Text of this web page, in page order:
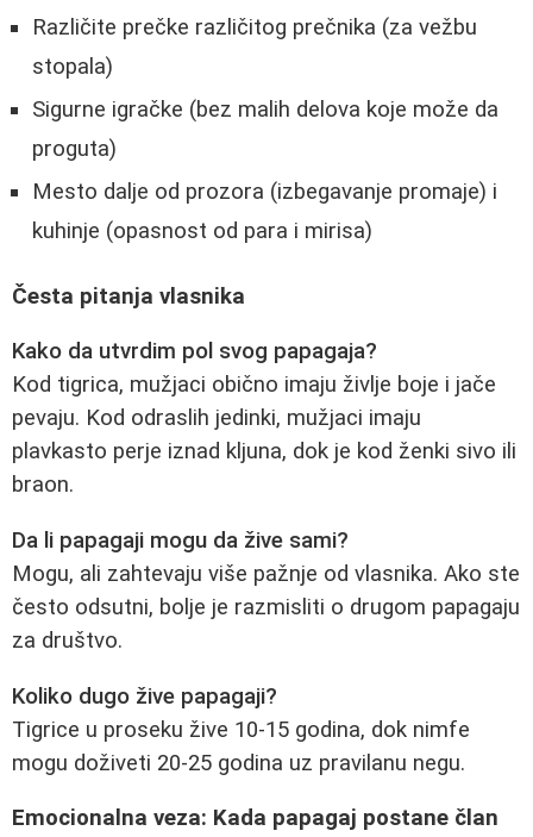
Različite prečke različitog prečnika (za vežbu
stopala)
Sigurne igračke (bez malih delova koje može da
proguta)
Mesto dalje od prozora (izbegavanje promaje) i
kuhinje (opasnost od para i mirisa)
Česta pitanja vlasnika
Kako da utvrdim pol svog papagaja?
Kod tigrica, mužjaci obično imaju življe boje i jače
pevaju. Kod odraslih jedinki, mužjaci imaju
plavkasto perje iznad kljuna, dok je kod ženki sivo ili
braon.
Da li papagaji mogu da žive sami?
Mogu, ali zahtevaju više pažnje od vlasnika. Ako ste
često odsutni, bolje je razmisliti o drugom papagaju
za društvo.
Koliko dugo žive papagaji?
Tigrice u proseku žive 10-15 godina, dok nimfe
mogu doživeti 20-25 godina uz pravilanu negu.
Emocionalna veza: Kada papagaj postane član